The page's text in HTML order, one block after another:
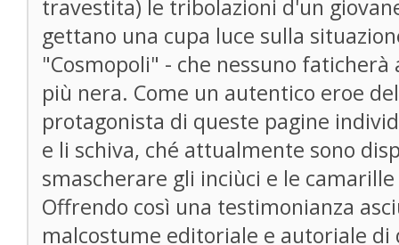
travestita) le tribolazioni d'un
gettano una cupa luce sulla
"Cosmopoli" - che nessuno
più nera. Come un autentico eroe
protagonista di queste pagine
e li schiva, ché attualmente sono
smascherare gli inciùci e le
Offrendo così una testimonianza
malcostume editoriale e autoriale di